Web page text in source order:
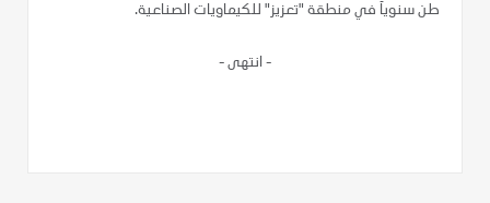
طن سنوياً في منطقة "تعزيز" للكيماويات الصناعية.
- انتهى -